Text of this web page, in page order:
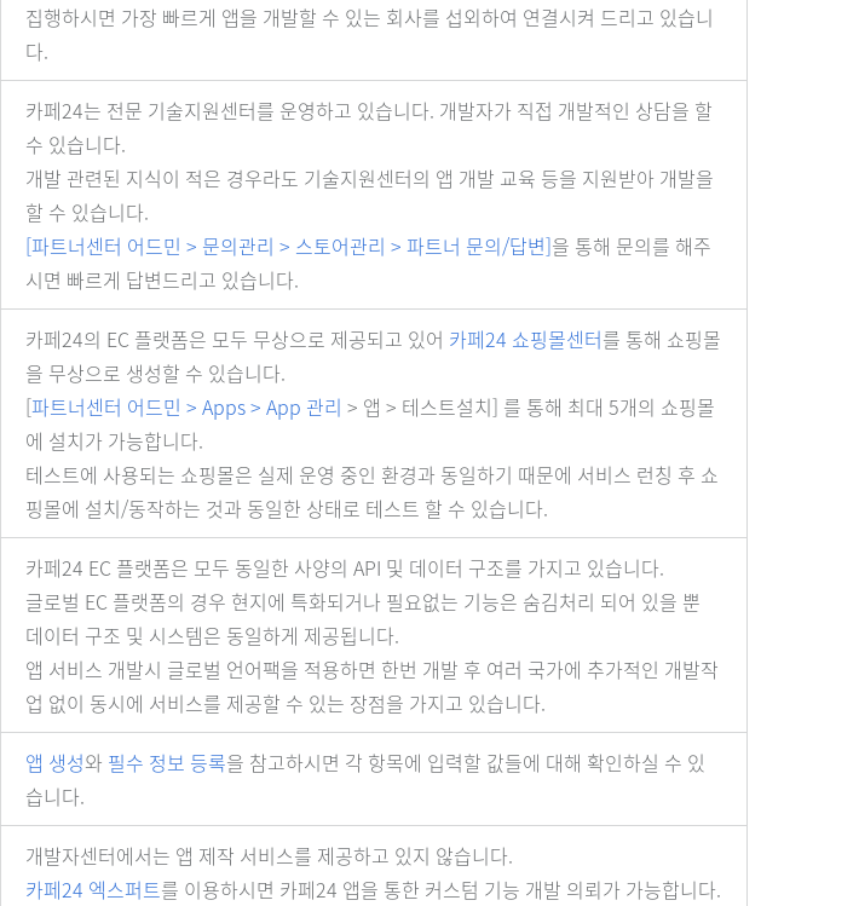
집행하시면 가장 빠르게 앱을 개발할 수 있는 회사를 섭외하여 연결시켜 드리고 있습니
다.
카페24는 전문 기술지원센터를 운영하고 있습니다. 개발자가 직접 개발적인 상담을 할
수 있습니다.
개발 관련된 지식이 적은 경우라도 기술지원센터의 앱 개발 교육 등을 지원받아 개발을
할 수 있습니다.
[파트너센터 어드민 > 문의관리 > 스토어관리 > 파트너 문의/답변]을 통해 문의를 해주
시면 빠르게 답변드리고 있습니다.
카페24의 EC 플랫폼은 모두 무상으로 제공되고 있어 카페24 쇼핑몰센터를 통해 쇼핑몰
을 무상으로 생성할 수 있습니다.
[파트너센터 어드민 > Apps > App 관리 > 앱 > 테스트설치] 를 통해 최대 5개의 쇼핑몰
에 설치가 가능합니다.
테스트에 사용되는 쇼핑몰은 실제 운영 중인 환경과 동일하기 때문에 서비스 런칭 후 쇼
핑몰에 설치/동작하는 것과 동일한 상태로 테스트 할 수 있습니다.
카페24 EC 플랫폼은 모두 동일한 사양의 API 및 데이터 구조를 가지고 있습니다.
글로벌 EC 플랫폼의 경우 현지에 특화되거나 필요없는 기능은 숨김처리 되어 있을 뿐
데이터 구조 및 시스템은 동일하게 제공됩니다.
앱 서비스 개발시 글로벌 언어팩을 적용하면 한번 개발 후 여러 국가에 추가적인 개발작
업 없이 동시에 서비스를 제공할 수 있는 장점을 가지고 있습니다.
앱 생성와 필수 정보 등록을 참고하시면 각 항목에 입력할 값들에 대해 확인하실 수 있
습니다.
개발자센터에서는 앱 제작 서비스를 제공하고 있지 않습니다.
카페24 엑스퍼트를 이용하시면 카페24 앱을 통한 커스텀 기능 개발 의뢰가 가능합니다.